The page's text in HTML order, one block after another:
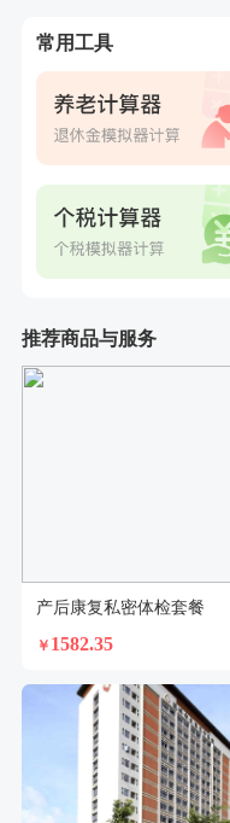
常用工具
推荐商品与服务
产后康复私密体检套餐
￥ 1582.35